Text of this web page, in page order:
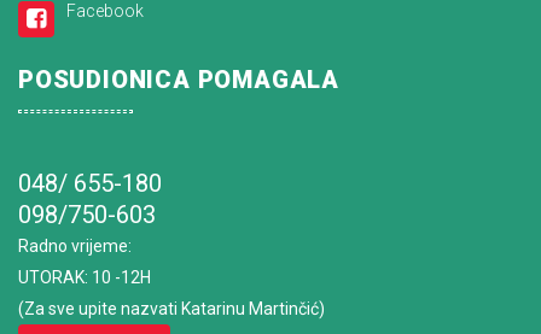
Facebook
POSUDIONICA POMAGALA
048/ 655-180
098/750-603
Radno vrijeme:
UTORAK: 10 -12H
(Za sve upite nazvati Katarinu Martinčić)